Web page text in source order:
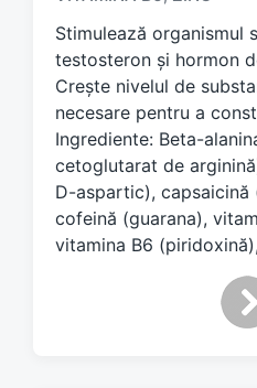
e
d
w
h
Stimulează organismul
testosteron și hormon
Crește nivelul de
necesare pentru a
Ingrediente: Beta-
cetoglutarat de
D-aspartic), capsaicină
cofeină (guarana),
vitamina B6